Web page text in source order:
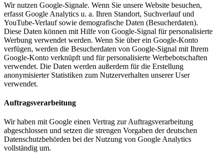
Wir nutzen Google-Signale. Wenn Sie unsere Website besuchen,
erfasst Google Analytics u. a. Ihren Standort, Suchverlauf und
YouTube-Verlauf sowie demografische Daten (Besucherdaten).
Diese Daten können mit Hilfe von Google-Signal für personalisierte
Werbung verwendet werden. Wenn Sie über ein Google-Konto
verfügen, werden die Besucherdaten von Google-Signal mit Ihrem
Google-Konto verknüpft und für personalisierte Werbebotschaften
verwendet. Die Daten werden außerdem für die Erstellung
anonymisierter Statistiken zum Nutzerverhalten unserer User
verwendet.
Auftragsverarbeitung
Wir haben mit Google einen Vertrag zur Auftragsverarbeitung
abgeschlossen und setzen die strengen Vorgaben der deutschen
Datenschutzbehörden bei der Nutzung von Google Analytics
vollständig um.